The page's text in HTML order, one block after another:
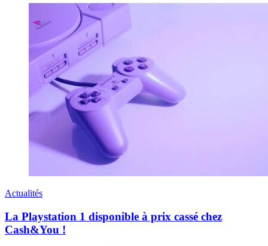
Actualités
La Playstation 1 disponible à prix cassé chez
Cash&You !